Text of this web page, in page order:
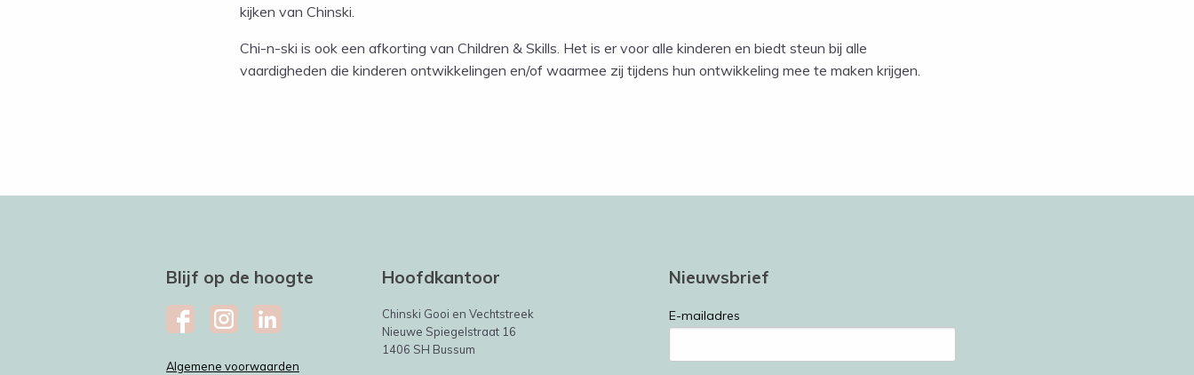
kijken van Chinski.
Chi-n-ski is ook een afkorting van Children & Skills. Het is er voor alle kinderen en biedt steun bij alle
vaardigheden die kinderen ontwikkelingen en/of waarmee zij tijdens hun ontwikkeling mee te maken krijgen.
Blijf op de hoogte
Algemene voorwaarden
Hoofdkantoor
Chinski Gooi en Vechtstreek
Nieuwe Spiegelstraat 16
1406 SH Bussum
Nieuwsbrief
E-mailadres